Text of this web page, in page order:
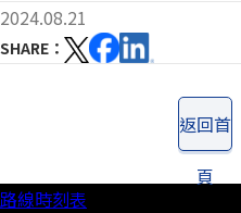
2024.08.21
SHARE
返回首
頁
路線時刻表